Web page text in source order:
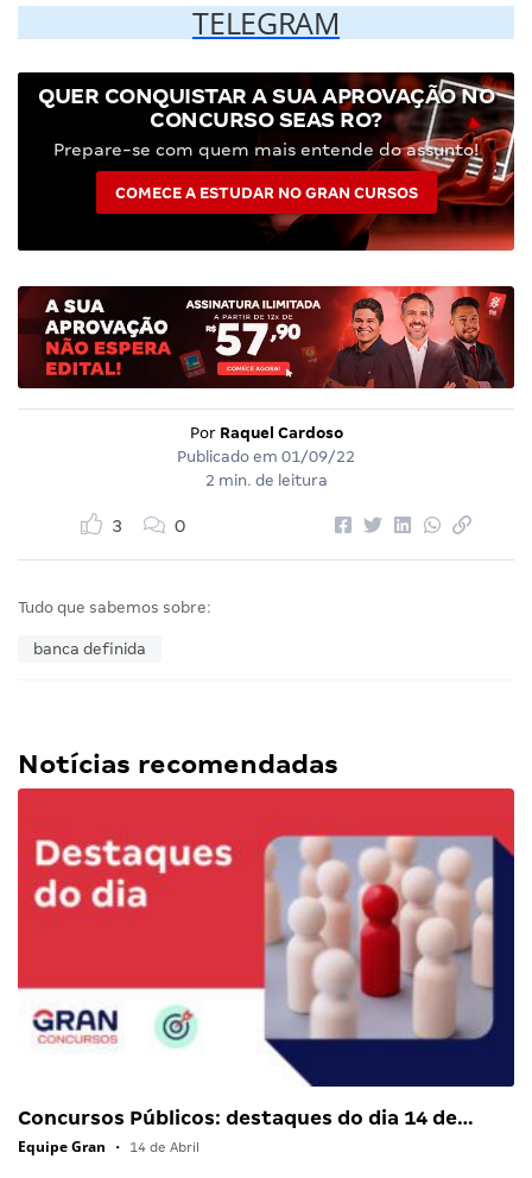
TELEGRAM
QUER CONQUISTAR A SUA APROVAÇÃO NO
CONCURSO SEAS RO?
Prepare-se com quem mais entende do assunto!
COMECE A ESTUDAR NO GRAN CURSOS
Por Raquel Cardoso
Publicado em 01/09/22
2 min. de leitura
3 0
Tudo que sabemos sobre:
banca definida
Notícias recomendadas
Concursos Públicos: destaques do dia 14 de…
Equipe Gran • 14 de Abril